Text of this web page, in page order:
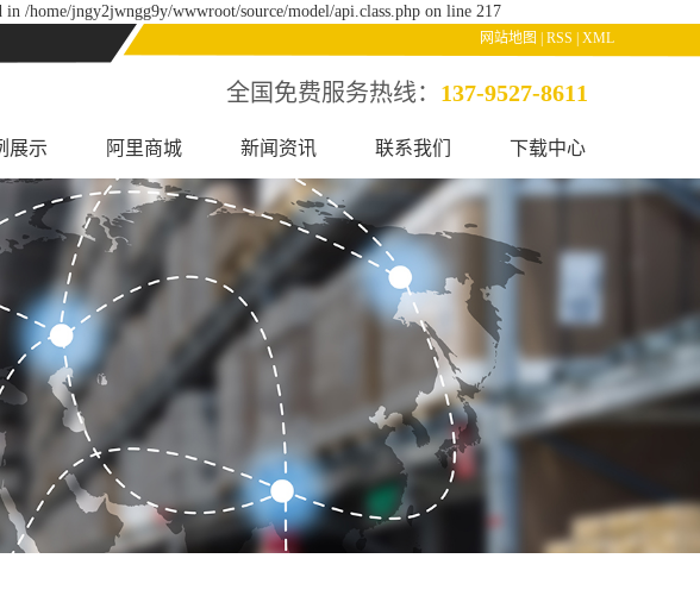
/home/jngy2jwngg9y/wwwroot/source/model/api.class.php on line 217
网站地图 RSS XML
全国免费服务热线： 137-9527-8611
展示 阿里商城 新闻资讯 联系我们 下载中心